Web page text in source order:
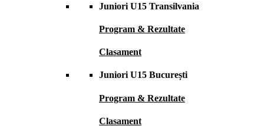
Juniori U15 Transilvania
Program & Rezultate
Clasament
Juniori U15 București
Program & Rezultate
Clasament